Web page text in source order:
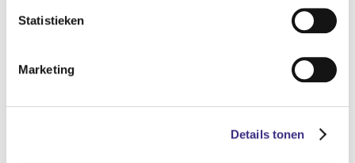
Statistieken
Marketing
Details tonen